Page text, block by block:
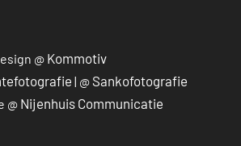
@ Kommotiv
| @ Sankofotografie
@ Nijenhuis Communicatie